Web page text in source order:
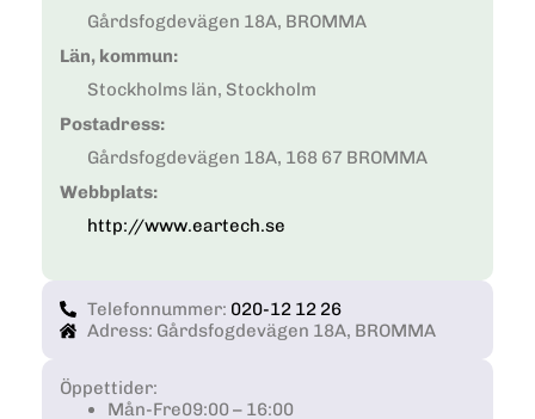
Gårdsfogdevägen 18A, BROMMA
Län, kommun:
Stockholms län, Stockholm
Postadress:
Gårdsfogdevägen 18A, 168 67 BROMMA
Webbplats:
http://www.eartech.se
Telefonnummer: 020-12 12 26
Adress: Gårdsfogdevägen 18A, BROMMA
Öppettider:
Mån-Fre09:00 – 16:00